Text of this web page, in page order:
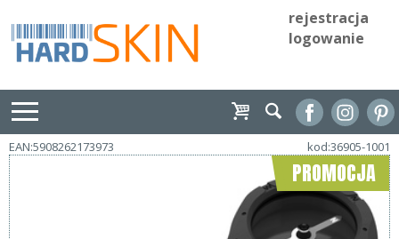
rejestracja
logowanie
EAN:5908262173973 kod:36905-1001
PROMOCJA